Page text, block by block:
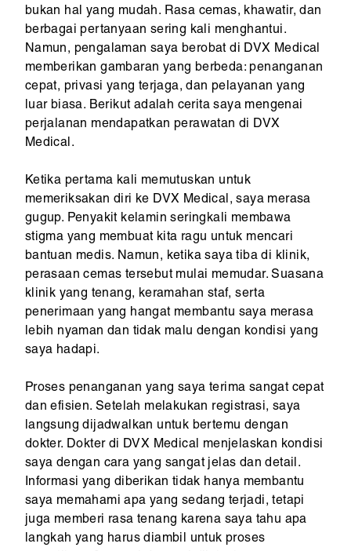
bukan hal yang mudah. Rasa cemas, khawatir, dan
berbagai pertanyaan sering kali menghantui.
Namun, pengalaman saya berobat di DVX Medical
memberikan gambaran yang berbeda: penanganan
cepat, privasi yang terjaga, dan pelayanan yang
luar biasa. Berikut adalah cerita saya mengenai
perjalanan mendapatkan perawatan di DVX
Medical.
Ketika pertama kali memutuskan untuk
memeriksakan diri ke DVX Medical, saya merasa
gugup. Penyakit kelamin seringkali membawa
stigma yang membuat kita ragu untuk mencari
bantuan medis. Namun, ketika saya tiba di klinik,
perasaan cemas tersebut mulai memudar. Suasana
klinik yang tenang, keramahan staf, serta
penerimaan yang hangat membantu saya merasa
lebih nyaman dan tidak malu dengan kondisi yang
saya hadapi.
Proses penanganan yang saya terima sangat cepat
dan efisien. Setelah melakukan registrasi, saya
langsung dijadwalkan untuk bertemu dengan
dokter. Dokter di DVX Medical menjelaskan kondisi
saya dengan cara yang sangat jelas dan detail.
Informasi yang diberikan tidak hanya membantu
saya memahami apa yang sedang terjadi, tetapi
juga memberi rasa tenang karena saya tahu apa
langkah yang harus diambil untuk proses